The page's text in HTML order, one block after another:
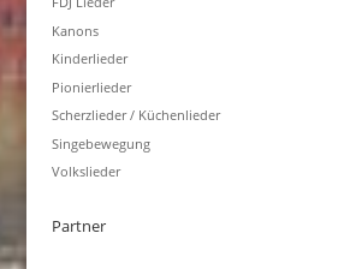
Kanons
Kinderlieder
Pionierlieder
Scherzlieder / Küchenlieder
Singebewegung
Volkslieder
Partner